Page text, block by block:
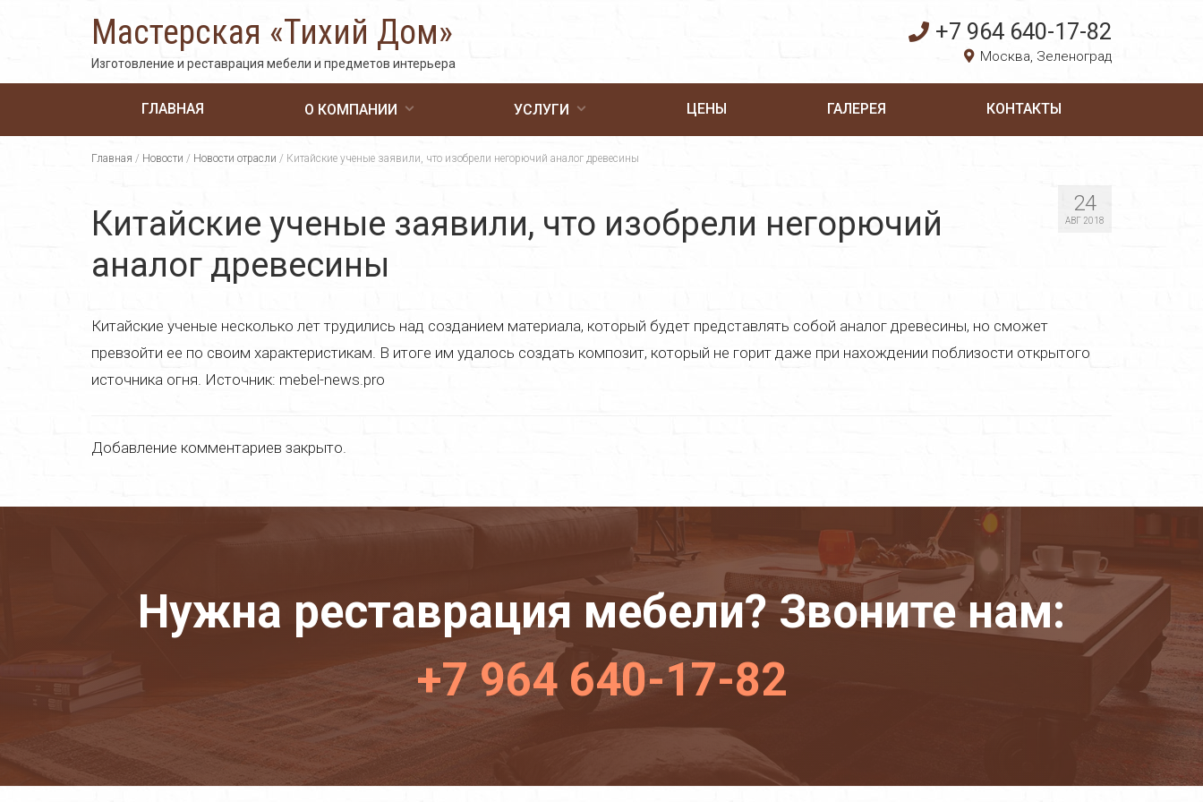
Мастерская «Тихий Дом»
Изготовление и реставрация мебели и предметов интерьера
+7 964 640-17-82
Москва, Зеленоград
ГЛАВНАЯ О КОМПАНИИ УСЛУГИ ЦЕНЫ ГАЛЕРЕЯ КОНТАКТЫ
Главная / Новости / Новости отрасли / Китайские ученые заявили, что изобрели негорючий аналог древесины
24
АВГ 2018
Китайские ученые заявили, что изобрели негорючий
аналог древесины
Китайские ученые несколько лет трудились над созданием материала, который будет представлять собой аналог древесины, но сможет
превзойти ее по своим характеристикам. В итоге им удалось создать композит, который не горит даже при нахождении поблизости открытого
источника огня. Источник: mebel-news.pro
Добавление комментариев закрыто.
Нужна реставрация мебели? Звоните нам:
+7 964 640-17-82